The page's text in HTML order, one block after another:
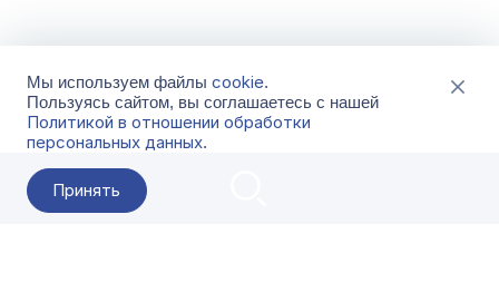
Мы используем файлы cookie.
Пользуясь сайтом, вы соглашаетесь с нашей
Политикой в отношении обработки
персональных данных.
Принять